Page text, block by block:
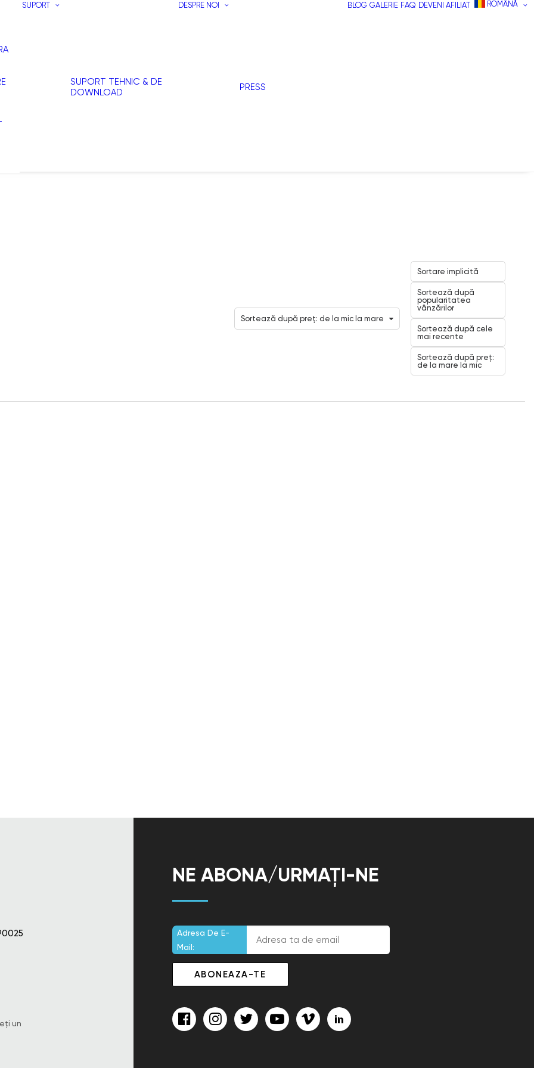
SUPORT
SUPORT TEHNIC & DE
DOWNLOAD
DESPRE NOI
PRESS
BLOG GALERIE FAQ DEVENI AFILIAT ROMÂNĂ
Sortează după preț: de la mic la mare
Sortare implicită
Sortează după
popularitatea
vânzărilor
Sortează după cele
mai recente
Sortează după preț:
de la mare la mic
un
NE ABONA/URMAȚI-NE
Adresa De E-
Mail: